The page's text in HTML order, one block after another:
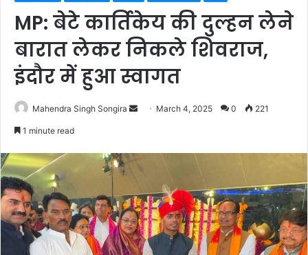
MP: बेटे कार्तिकेय की दुल्हन लेने
बारात लेकर निकले शिवराज,
इंदौर में हुआ स्वागत
Mahendra Singh Songira
Send March 4, 2025 0 221
1 minute read